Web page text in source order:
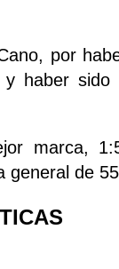
por
haber sido
marca,
general de